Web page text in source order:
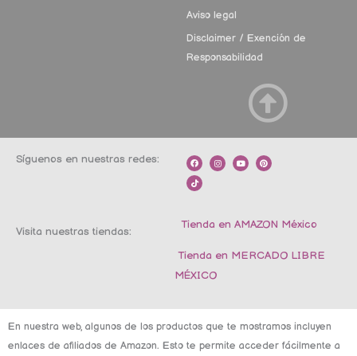
Aviso legal
Disclaimer / Exención de
Responsabilidad
Síguenos en nuestras redes:
F
a
c
e
b
I
n
s
m
Y
o
u
P
i
n
t
T
i
k
t
o
Visita nuestras tiendas:
Tienda en AMAZON México
Tienda en MERCADO LIBRE
MÉXICO
En nuestra web, algunos de los productos que te mostramos incluyen
enlaces de afiliados de Amazon. Esto te permite acceder fácilmente a